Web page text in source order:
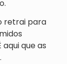
retrai para
que as